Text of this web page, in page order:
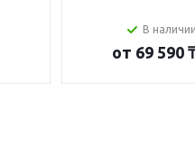
В наличии
от 69 590